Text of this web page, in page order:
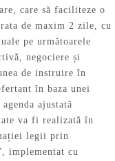
care să faciliteze o
de maxim 2 zile, cu
pe următoarele
negociere și
de instruire în
în baza unei
ajustată
va fi realizată în
legii prin
implementat cu